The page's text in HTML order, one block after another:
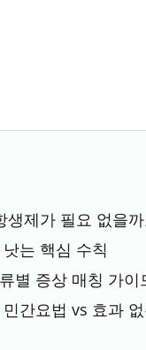
생제가 필요 없을
는 핵심 수칙
별 증상 매칭 가이
간요법 vs 효과